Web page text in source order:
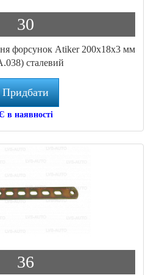
30
форсунок Atiker 200x18x3 мм
сталевий
Придбати
в наявності
36